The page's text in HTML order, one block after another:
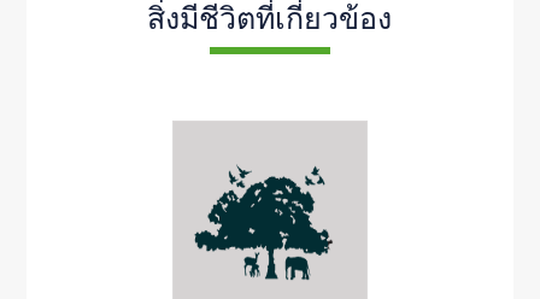
สิ่งมีชีวิตที่เกี่ยวข้อง